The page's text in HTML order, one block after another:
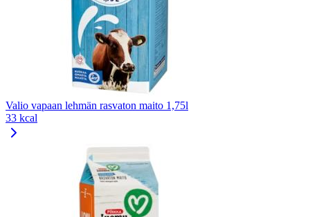
Valio vapaan lehmän rasvaton maito 1,75l
33 kcal